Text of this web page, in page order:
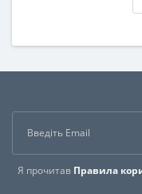
Я прочитав Правила